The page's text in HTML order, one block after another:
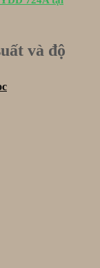
và độ